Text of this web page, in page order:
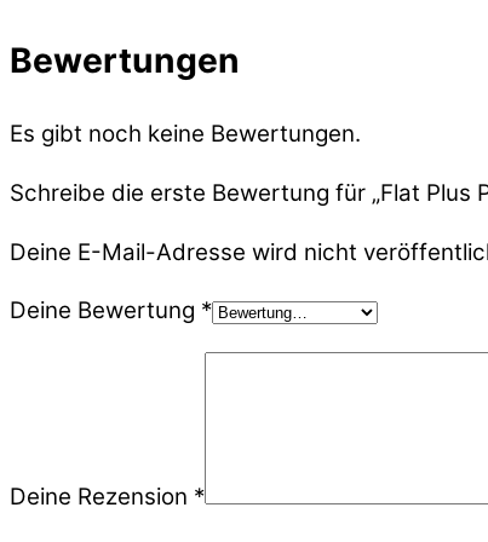
Bewertungen
Es gibt noch keine Bewertungen.
Schreibe die erste Bewertung für „Flat Plus
Deine E-Mail-Adresse wird nicht
Deine Bewertung *
Deine Rezension *